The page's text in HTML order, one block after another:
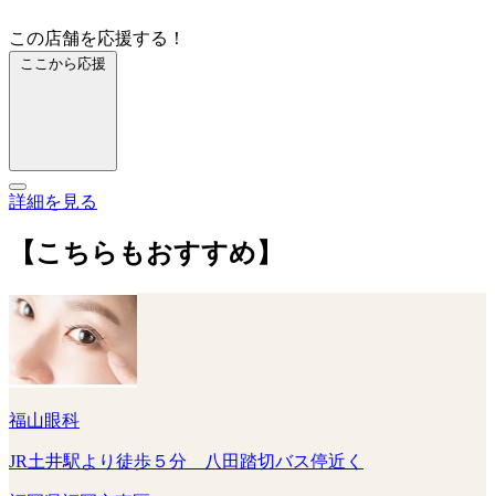
この店舗を応援する！
ここから応援
詳細を見る
【こちらもおすすめ】
福山眼科
JR土井駅より徒歩５分 八田踏切バス停近く